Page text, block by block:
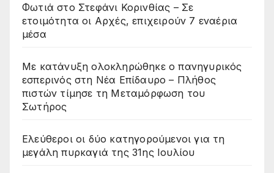
Φωτιά στο Στεφάνι Κορινθίας – Σε
ετοιμότητα οι Αρχές, επιχειρούν 7 εναέρια
μέσα
Με κατάνυξη ολοκληρώθηκε ο πανηγυρικός
εσπερινός στη Νέα Επίδαυρο – Πλήθος
πιστών τίμησε τη Μεταμόρφωση του
Σωτήρος
Ελεύθεροι οι δύο κατηγορούμενοι για τη
μεγάλη πυρκαγιά της 31ης Ιουλίου